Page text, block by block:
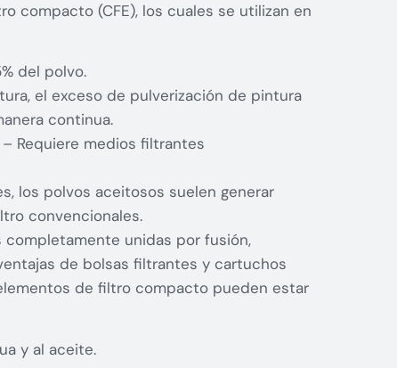
compacto (CFE), los cuales se utilizan en
del polvo.
el exceso de pulverización de pintura
continua.
Requiere medios filtrantes
los polvos aceitosos suelen generar
convencionales.
unidas por fusión,
de bolsas filtrantes y cartuchos
de filtro compacto pueden estar
y al aceite.